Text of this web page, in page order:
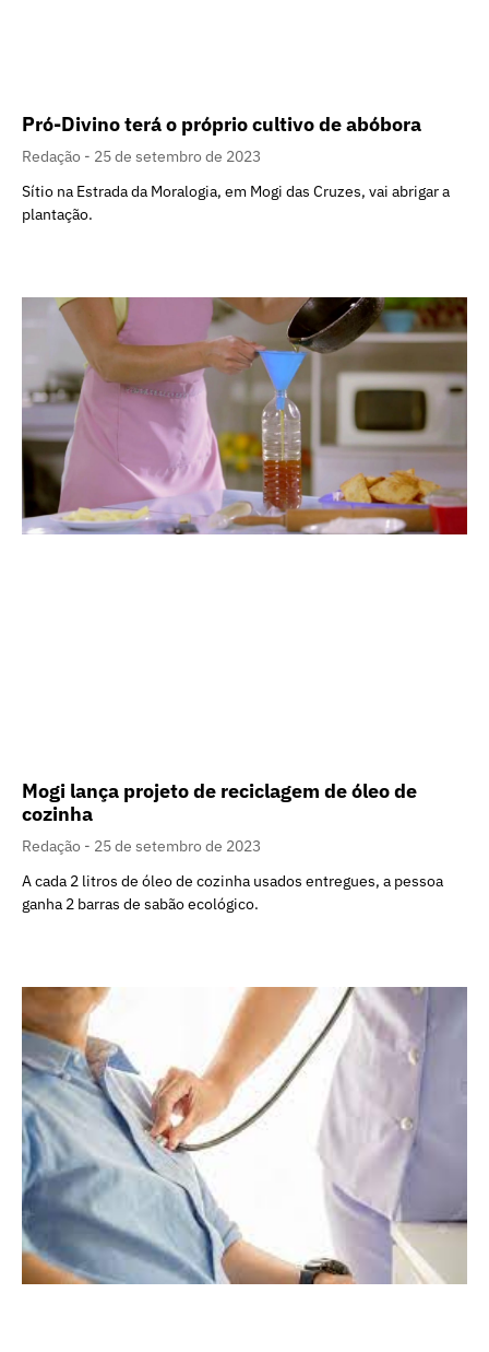
Pró-Divino terá o próprio cultivo de abóbora
Redação
25 de setembro de 2023
Sítio na Estrada da Moralogia, em Mogi das Cruzes, vai abrigar a
plantação.
Mogi lança projeto de reciclagem de óleo de
cozinha
Redação
25 de setembro de 2023
A cada 2 litros de óleo de cozinha usados entregues, a pessoa
ganha 2 barras de sabão ecológico.